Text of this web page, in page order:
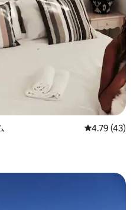
レビュー43
4.79 (43)